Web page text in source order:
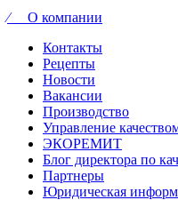
⁄ О компании
Контакты
Рецепты
Новости
Вакансии
Производство
Управление
ЭКОРЕМИТ
Блог директора по
Партнеры
Юридическая